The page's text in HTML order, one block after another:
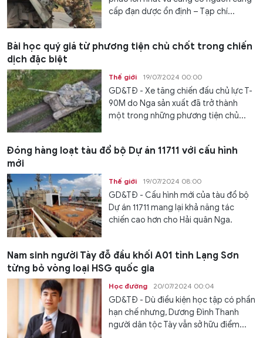
cấp đạn dược ổn định – Tạp chí...
Bài học quý giá từ phương tiện chủ chốt trong chiến
dịch đặc biệt
Thế giới 19/07/2024 00:00
GD&TĐ - Xe tăng chiến đấu chủ lực T-
90M do Nga sản xuất đã trở thành
một trong những phương tiện chủ...
Đóng hàng loạt tàu đổ bộ Dự án 11711 với cấu hình
mới
Thế giới 19/07/2024 08:00
GD&TĐ - Cấu hình mới của tàu đổ bộ
Dự án 11711 mang lại khả năng tác
chiến cao hơn cho Hải quân Nga.
Nam sinh người Tày đỗ đầu khối A01 tỉnh Lạng Sơn
từng bỏ vòng loại HSG quốc gia
Học đường 20/07/2024 00:04
GD&TĐ - Dù điều kiện học tập có phần
hạn chế nhưng, Dương Đình Thanh
người dân tộc Tày vẫn sở hữu điểm...